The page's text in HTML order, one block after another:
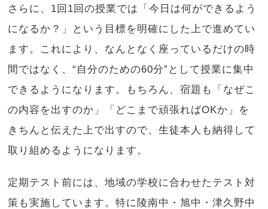
さらに、1回1回の授業では「今日は何ができるよう
になるか？」という目標を明確にした上で進めてい
ます。これにより、なんとなく座っているだけの時
間ではなく、“自分のための60分”として授業に集中
できるようになります。もちろん、宿題も「なぜこ
の内容を出すのか」「どこまで頑張ればOKか」を
きちんと伝えた上で出すので、生徒本人も納得して
取り組めるようになります。
定期テスト前には、地域の学校に合わせたテスト対
策も実施しています。特に陵南中・旭中・津久野中